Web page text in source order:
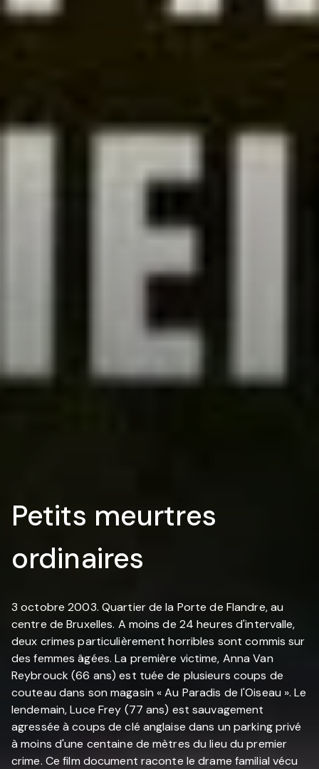
Petits meurtres
ordinaires
3 octobre 2003. Quartier de la Porte de Flandre, au
centre de Bruxelles. A moins de 24 heures d'intervalle,
deux crimes particulièrement horribles sont commis sur
des femmes âgées. La première victime, Anna Van
Reybrouck (66 ans) est tuée de plusieurs coups de
couteau dans son magasin « Au Paradis de l'Oiseau ». Le
lendemain, Luce Frey (77 ans) est sauvagement
agressée à coups de clé anglaise dans un parking privé
à moins d'une centaine de mètres du lieu du premier
crime. Ce film document raconte le drame familial vécu